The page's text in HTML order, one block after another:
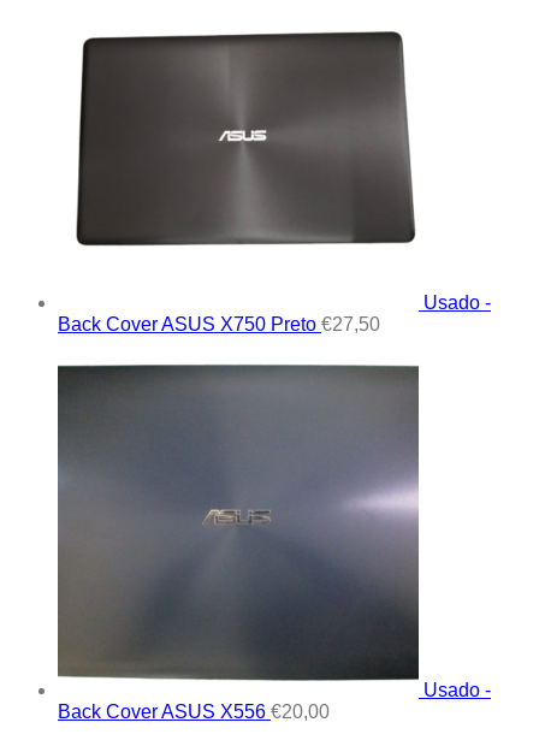
Usado -
Back Cover ASUS X750 Preto €27,50
Usado -
Back Cover ASUS X556 €20,00